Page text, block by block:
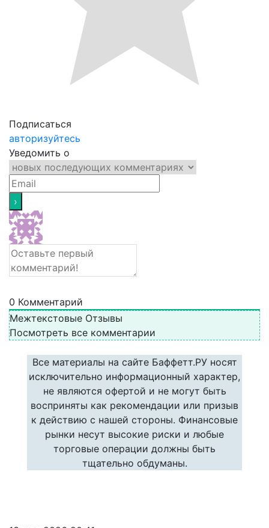
Подписаться
авторизуйтесь
Уведомить о
0 Комментарий
Межтекстовые Отзывы
Посмотреть все комментарии
Все материалы на сайте Баффетт.РУ носят
исключительно информационный характер,
не являются офертой и не могут быть
восприняты как рекомендации или призыв
к действию с нашей стороны. Финансовые
рынки несут высокие риски и любые
торговые операции должны быть
тщательно обдуманы.